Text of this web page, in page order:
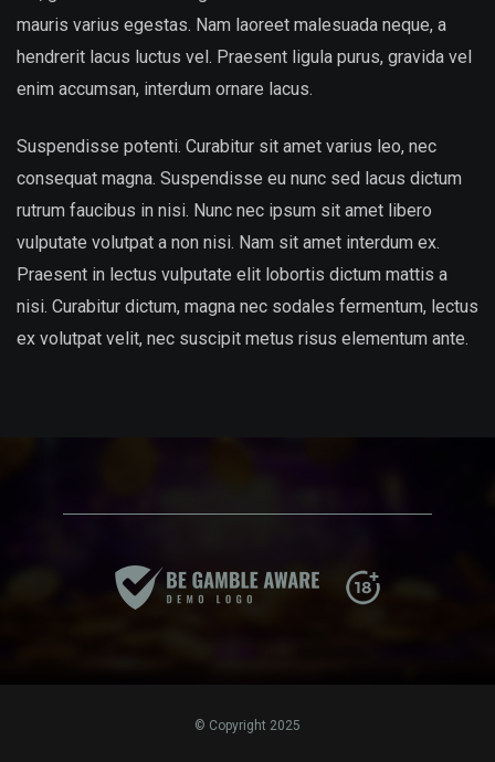
mauris varius egestas. Nam laoreet malesuada neque, a
hendrerit lacus luctus vel. Praesent ligula purus, gravida vel
enim accumsan, interdum ornare lacus.
Suspendisse potenti. Curabitur sit amet varius leo, nec
consequat magna. Suspendisse eu nunc sed lacus dictum
rutrum faucibus in nisi. Nunc nec ipsum sit amet libero
vulputate volutpat a non nisi. Nam sit amet interdum ex.
Praesent in lectus vulputate elit lobortis dictum mattis a
nisi. Curabitur dictum, magna nec sodales fermentum, lectus
ex volutpat velit, nec suscipit metus risus elementum ante.
© Copyright 2025